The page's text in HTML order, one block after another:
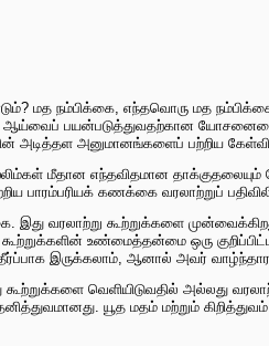
நம்பிக்கை, எந்தவொரு மத
ஆய்வைப் பயன்படுத்துவதற்கான
அடித்தள அனுமானங்களைப் பற்றிய
மீதான எந்தவிதமான
கணக்கை வரலாற்றுப்
இது வரலாற்று கூற்றுக்களை
உண்மைத்தன்மை ஒரு
இருக்கலாம், ஆனால் அவர்
கூற்றுக்களை வெளியிடுவதில் அல்லது
யூத மதம் மற்றும்